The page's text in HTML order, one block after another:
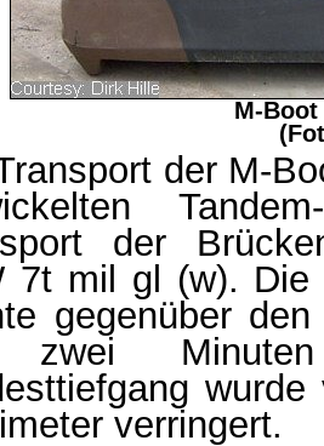
M-
der M-
der
7t mil gl (w). Die
gegenüber
zwei
verringert.